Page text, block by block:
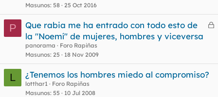
Masunos 58 25 Oct 2016
P
C
a
Que rabia me ha entrado con todo esto de
la "Noemí" de mujeres, hombres y viceversa
panorama
Foro Rapiñas
Masunos 25 18 Nov 2009
L ¿Tenemos los hombres miedo al compromiso?
lotthar1
Foro Rapiñas
Masunos 55 10 Jul 2008